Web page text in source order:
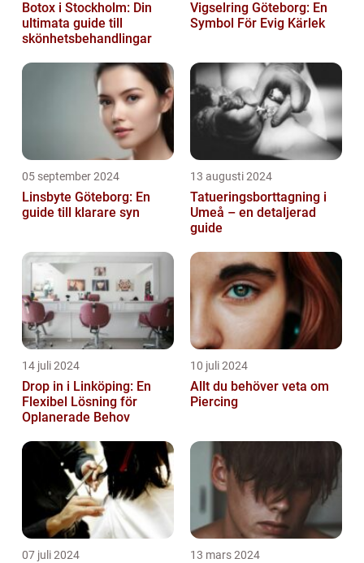
Botox i Stockholm: Din
ultimata guide till
skönhetsbehandlingar
Vigselring Göteborg: En
Symbol För Evig Kärlek
05 september 2024
Linsbyte Göteborg: En
guide till klarare syn
13 augusti 2024
Tatueringsborttagning i
Umeå – en detaljerad
guide
14 juli 2024
Drop in i Linköping: En
Flexibel Lösning för
Oplanerade Behov
10 juli 2024
Allt du behöver veta om
Piercing
07 juli 2024 13 mars 2024